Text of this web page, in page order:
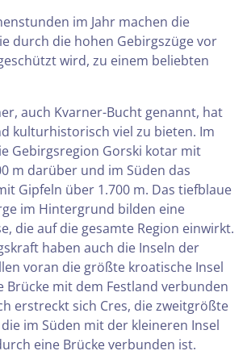
im Jahr machen die
durch die hohen Gebirgszüge vor
wird, zu einem beliebten
auch Kvarner-Bucht genannt, hat
kulturhistorisch viel zu bieten. Im
Gebirgsregion Gorski kotar mit
m darüber und im Süden das
Gipfeln über 1.700 m. Das tiefblaue
im Hintergrund bilden eine
die auf die gesamte Region einwirkt.
haben auch die Inseln der
voran die größte kroatische Insel
Brücke mit dem Festland verbunden
erstreckt sich Cres, die zweitgrößte
im Süden mit der kleineren Insel
eine Brücke verbunden ist.